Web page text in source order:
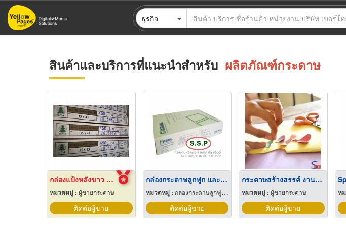
ข้าม
ไป
ธุรกิจ
สินค้าและบริการที่แนะนำสำหรับ ผลิตภัณฑ์กระดาษ
กล่องแป้งหลังขาว บางเลนเกรดA(BL-Aหลังขาว)
หมวดหมู่ : ผู้ขายกระดาษ
ติดต่อผู้ขาย
กล่องกระดาษลูกฟูก และไฟเบอร์ ชลบุรี
หมวดหมู่ : กล่องกระดาษลูกฟูกและไฟเบอร์
ติดต่อผู้ขาย
กระดาษสร้างสรรค์ งานประดิษฐ์
หมวดหมู่ : ผู้ขายกระดาษ
ติดต่อผู้ขาย
ห